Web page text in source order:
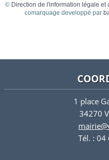
© Direction de l'information légale et
comarquage developpé par
1 place
34270
Tél. : 04